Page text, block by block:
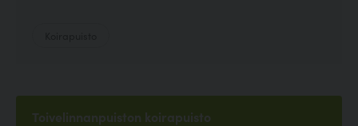
Toivelinnanpuiston koirapuisto